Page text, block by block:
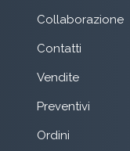
Collaborazione
Contatti
Vendite
Preventivi
Ordini